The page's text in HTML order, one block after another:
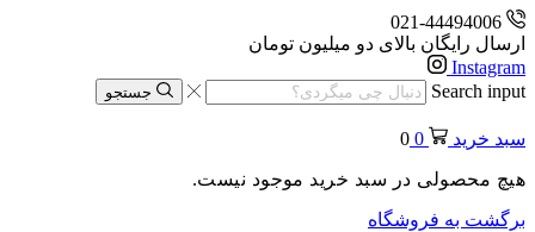
021-44494006
ارسال رایگان بالای دو میلیون تومان
Instagram
Search input
جستجو
سبد خرید 0
0
هیچ محصولی در سبد خرید موجود نیست.
برگشت به فروشگاه